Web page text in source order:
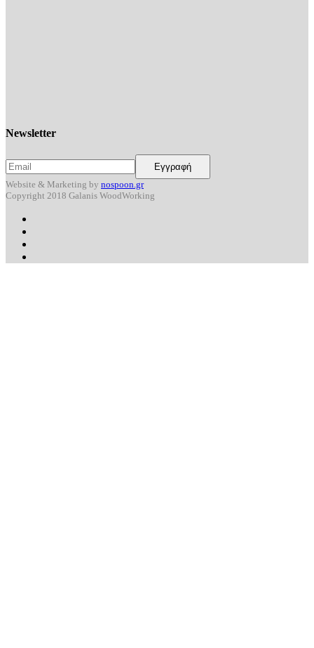
Newsletter
Website & Marketing by nospoon.gr
Copyright 2018 Galanis WoodWorking